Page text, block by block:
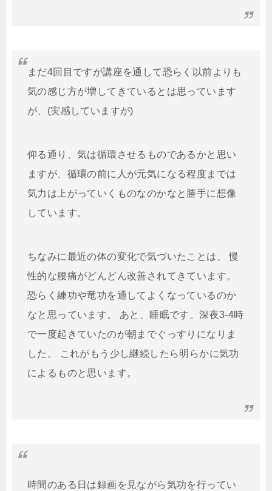
まだ4回目ですが講座を通して恐らく以前よりも
気の感じ方が増してきているとは思っています
が、(実感していますが)
仰る通り、気は循環させるものであるかと思い
ますが、循環の前に人が元気になる程度までは
気力は上がっていくものなのかなと勝手に想像
しています。
ちなみに最近の体の変化で気づいたことは、 慢
性的な腰痛がどんどん改善されてきています。
恐らく練功や竜功を通してよくなっているのか
なと思っています。 あと、睡眠です。深夜3-4時
で一度起きていたのが朝までぐっすりになりま
した。 これがもう少し継続したら明らかに気功
によるものと思います。
時間のある日は録画を見ながら気功を行ってい